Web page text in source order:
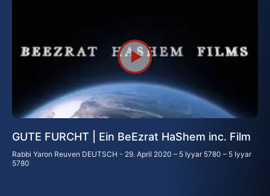
GUTE FURCHT | Ein BeEzrat HaShem inc. Film
Rabbi Yaron Reuven DEUTSCH
29. April 2020 – 5 Iyyar 5780 – 5 Iyyar
5780